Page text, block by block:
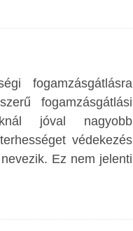
fogamzásgátlásra
fogamzásgátlási
jóval nagyobb
védekezés
Ez nem jelenti